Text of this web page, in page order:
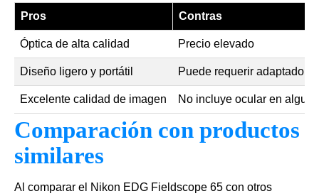
Pros Contras
Óptica de alta calidad Precio elevado
Diseño ligero y portátil Puede requerir adaptadores
Excelente calidad de imagen No incluye ocular en
Comparación con productos
similares
Al comparar el Nikon EDG Fieldscope 65 con otros